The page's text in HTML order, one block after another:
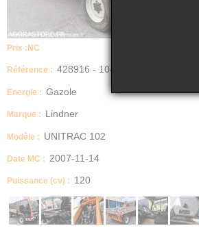
Prix : NC
Référence : 428916 - 104
Energie : Gazole
Marque : Lindner
Modèle : UNITRAC 102
Date MC : 2007-11-14
Puissance (cv) : 120